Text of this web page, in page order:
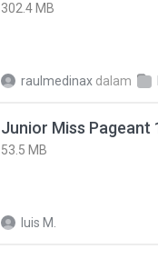
302.4 MB
raulmedinax dalam
53.5 MB
luis M.